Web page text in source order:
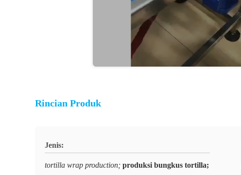
Rincian Produk
Jenis:
tortilla wrap production; produksi bungkus tortilla;